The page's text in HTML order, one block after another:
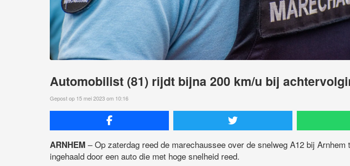
Automobilist (81) rijdt bijna 200 km/u bij
Gepost op 15 mei 2023 om 10:16
ARNHEM – Op zaterdag reed de marechaussee over de snelweg A12 bij Arnhem
ingehaald door een auto die met hoge snelheid reed.